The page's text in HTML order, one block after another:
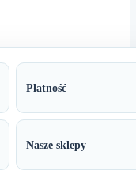
Płatność
Nasze sklepy